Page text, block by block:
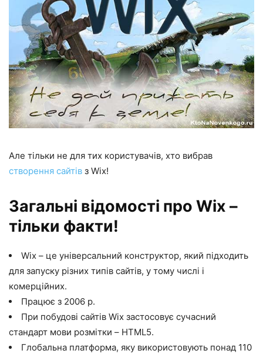
Але тільки не для тих користувачів, хто вибрав
створення сайтів з Wix!
Загальні відомості про Wix –
тільки факти!
Wix – це універсальний конструктор, який підходить
для запуску різних типів сайтів, у тому числі і
комерційних.
Працює з 2006 р.
При побудові сайтів Wix застосовує сучасний
стандарт мови розмітки – HTML5.
Глобальна платформа, яку використовують понад 110